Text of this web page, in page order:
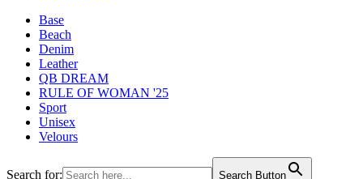
Base
Beach
Denim
Leather
QB DREAM
RULE OF WOMAN '25
Sport
Unisex
Velours
Search for: Search Button